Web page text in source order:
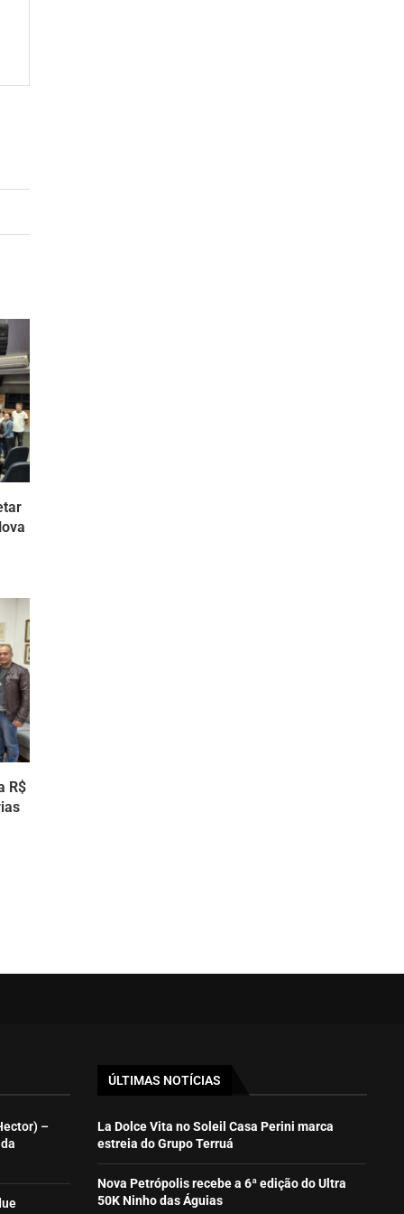
R$
–
ÚLTIMAS NOTÍCIAS
La Dolce Vita no Soleil Casa Perini marca
estreia do Grupo Terruá
Nova Petrópolis recebe a 6ª edição do Ultra
50K Ninho das Águias